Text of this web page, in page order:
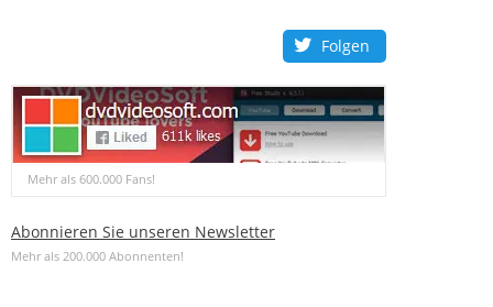
Folgen
Mehr als 600.000 Fans!
Abonnieren Sie unseren Newsletter
Mehr als 200.000 Abonnenten!